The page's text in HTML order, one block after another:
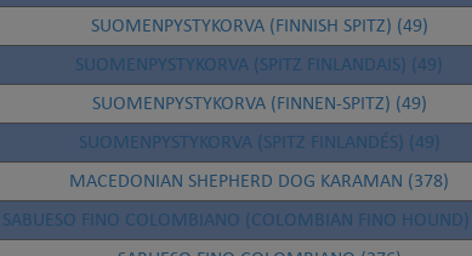
SUOMENPYSTYKORVA (FINNISH SPITZ) (49)
SUOMENPYSTYKORVA (SPITZ FINLANDAIS) (49)
SUOMENPYSTYKORVA (FINNEN-SPITZ) (49)
SUOMENPYSTYKORVA (SPITZ FINLANDÉS) (49)
MACEDONIAN SHEPHERD DOG KARAMAN (378)
SABUESO FINO COLOMBIANO (COLOMBIAN FINO